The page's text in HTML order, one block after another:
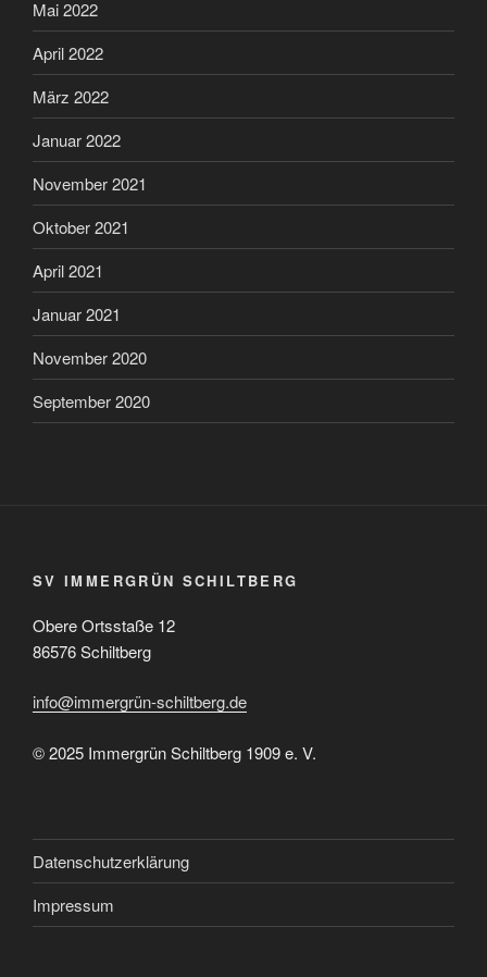
Mai 2022
April 2022
März 2022
Januar 2022
November 2021
Oktober 2021
April 2021
Januar 2021
November 2020
September 2020
SV IMMERGRÜN SCHILTBERG
Obere Ortsstaße 12
86576 Schiltberg
info@immergrün-schiltberg.de
© 2025 Immergrün Schiltberg 1909 e. V.
Datenschutzerklärung
Impressum